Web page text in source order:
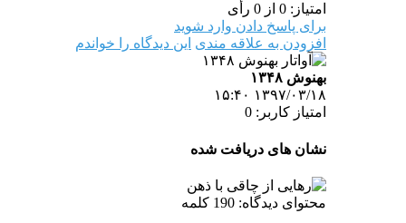
امتیاز: 0 از 0 رأی
برای پاسخ دادن وارد شوید
افزودن به علاقه مندی این دیدگاه را خواندم
بهنوش ۱۳۴۸
۱۳۹۷/۰۳/۱۸ ۱۵:۴۰
امتیاز کاربر: 0
نشان های دریافت شده
محتوای دیدگاه: 190 کلمه